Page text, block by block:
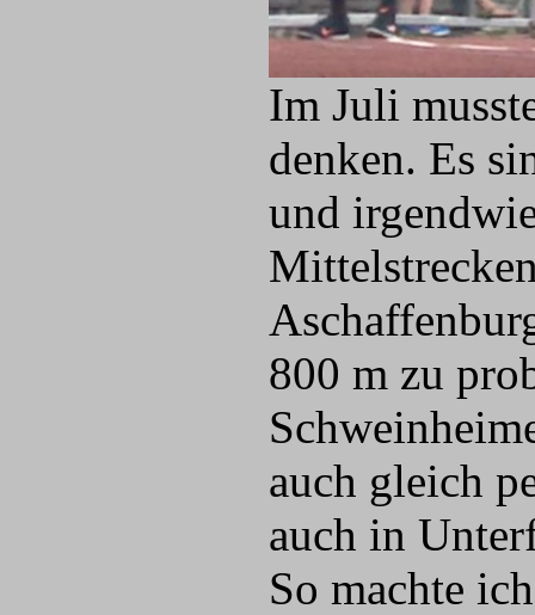
Im Juli
denken. Es
und
800 m zu
auch gleich
auch in
So machte